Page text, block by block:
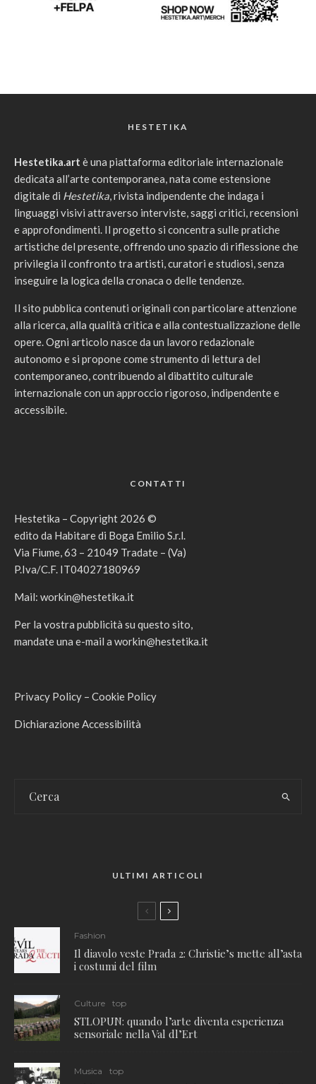
HESTETIKA
Hestetika.art è una piattaforma editoriale internazionale
dedicata all’arte contemporanea, nata come estensione
digitale di Hestetika, rivista indipendente che indaga i
linguaggi visivi attraverso interviste, saggi critici, recensioni
e approfondimenti. Il progetto si concentra sulle pratiche
artistiche del presente, offrendo uno spazio di riflessione che
privilegia il confronto tra artisti, curatori e studiosi, senza
inseguire la logica della cronaca o delle tendenze.
Il sito pubblica contenuti originali con particolare attenzione
alla ricerca, alla qualità critica e alla contestualizzazione delle
opere. Ogni articolo nasce da un lavoro redazionale
autonomo e si propone come strumento di lettura del
contemporaneo, contribuendo al dibattito culturale
internazionale con un approccio rigoroso, indipendente e
accessibile.
CONTATTI
Hestetika – Copyright 2026 ©
edito da Habitare di Boga Emilio S.r.l.
Via Fiume, 63 – 21049 Tradate – (Va)
P.Iva/C.F. IT04027180969
Mail: workin@hestetika.it
Per la vostra pubblicità su questo sito,
mandate una e-mail a workin@hestetika.it
Privacy Policy – Cookie Policy
Dichiarazione Accessibilità
ULTIMI ARTICOLI
Fashion
Il diavolo veste Prada 2: Christie’s mette all’asta
i costumi del film
Culture top
STLOPUN: quando l’arte diventa esperienza
sensoriale nella Val dl’Ert
Musica top